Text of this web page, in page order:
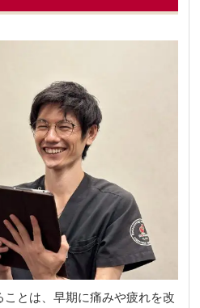
とは、早期に痛みや疲れを改